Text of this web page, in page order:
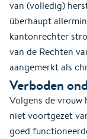
van (volledig)
überhaupt
kantonrechter
van de Rechten
aangemerkt als
Verboden
Volgens de vrouw
niet voortgezet
goed